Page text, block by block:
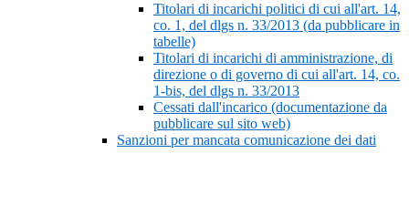
Titolari di incarichi politici di cui all'art. 14,
co. 1, del dlgs n. 33/2013 (da pubblicare in
tabelle)
Titolari di incarichi di amministrazione, di
direzione o di governo di cui all'art. 14, co.
1-bis, del dlgs n. 33/2013
Cessati dall'incarico (documentazione da
pubblicare sul sito web)
Sanzioni per mancata comunicazione dei dati